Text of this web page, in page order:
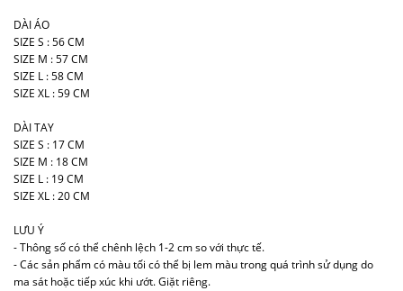
DÀI ÁO
SIZE S : 56 CM
SIZE M : 57 CM
SIZE L : 58 CM
SIZE XL : 59 CM
DÀI TAY
SIZE S : 17 CM
SIZE M : 18 CM
SIZE L : 19 CM
SIZE XL : 20 CM
LƯU Ý
- Thông số có thể chênh lệch 1-2 cm so với thực tế.
- Các sản phẩm có màu tối có thể bị lem màu trong quá trình sử dụng do
ma sát hoặc tiếp xúc khi ướt. Giặt riêng.